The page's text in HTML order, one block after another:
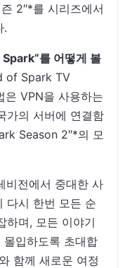
2″*를 시리즈에서
.
를 어떻게 볼
of Spark TV
은 VPN을 사용하는
가의 서버에 연결함
Season 2″*의 모
비전에서 중대한 사
다시 한번 모든 순
하며, 모든 이야기
입하도록 초대합
함께 새로운 여정